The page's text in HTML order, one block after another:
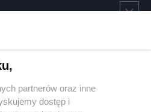
partnerów oraz inne
dostęp i